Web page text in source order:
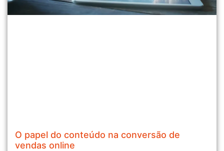
O papel do conteúdo na conversão de
vendas online